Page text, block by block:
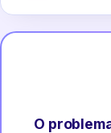
O